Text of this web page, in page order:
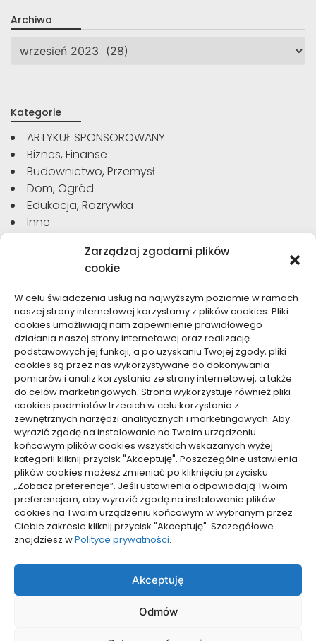
Zarządzaj zgodami plików
cookie
W celu świadczenia usług na najwyższym poziomie w ramach
naszej strony internetowej korzystamy z plików cookies. Pliki
cookies umożliwiają nam zapewnienie prawidłowego
działania naszej strony internetowej oraz realizację
podstawowych jej funkcji, a po uzyskaniu Twojej zgody, pliki
cookies są przez nas wykorzystywane do dokonywania
pomiarów i analiz korzystania ze strony internetowej, a także
do celów marketingowych. Strona wykorzystuje również pliki
cookies podmiotów trzecich w celu korzystania z
zewnętrznych narzędzi analitycznych i marketingowych. Aby
wyrazić zgodę na instalowanie na Twoim urządzeniu
końcowym plików cookies wszystkich wskazanych wyżej
kategorii kliknij przycisk "Akceptuję". Poszczególne ustawienia
plików cookies możesz zmieniać po kliknięciu przycisku
„Zobacz preferencje”. Jeśli ustawienia odpowiadają Twoim
preferencjom, aby wyrazić zgodę na instalowanie plików
cookies na Twoim urządzeniu końcowym w wybranym przez
Ciebie zakresie kliknij przycisk "Akceptuję". Szczegółowe
znajdziesz wPolityce prywatności.
Akceptuję
Odmów
Archiwa
Archiwa
Kategorie
ARTYKUŁ SPONSOROWANY
Biznes, Finanse
Budownictwo, Przemysł
Dom, Ogród
Edukacja, Rozrywka
Inne
Motoryzacja, Transport
Sport, Turystyka
Technologie
Usługi
Zdrowie, Medycyna
Dolącz do nas
Lubisz pisać teksty i chciałbyś się podzielić swoją
wiedzą z innymi? Dołącz do nas już teraz. Podziel się
swoją wiedzą z innymi.
Polityka plików cookies (EU)
Polityka prywatności